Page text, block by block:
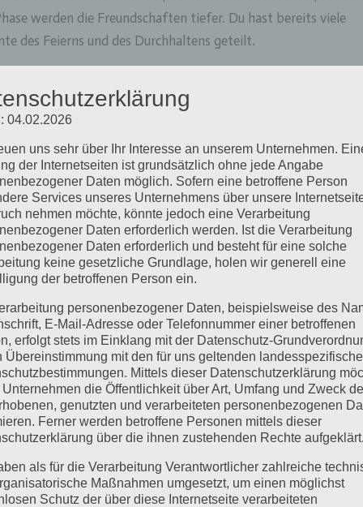
werden die Freundschaften tiefer. Du hast bereits viele
des Feierns und des Durchhaltens geteilt.
Zeit spürbar. Sie sind da, um zu beraten, zu unterstützen,
Aber die Verantwortung, den Bund voranzubringen, liegt
wichtig es ist, aufeinander zu bauen, Entscheidungen
des Bundes im Auge zu behalten.
entwickelt, ist einzigartig. Es ist eine Art von Freundschaft,
basiert, sondern auf gemeinsam erlebten
Treffen, die Fahrten oder die spontanen Unternehmungen
und wachsen
neue Ebene der Verantwortung mit sich. Du bist jetzt nicht
als Sprecher oder in anderen Positionen, du lernst, was es
zu leiten und gleichzeitig die Balance zwischen Tradition
der Alten Herren und der Aktiven ist eine der großen
brauchst, um in dieser neuen Rolle zu wachsen, und stehen
04.02.2026
uns sehr über Ihr Interesse an unserem Unternehmen.
der Internetseiten ist grundsätzlich ohne jede Angabe
Daten möglich. Sofern eine betroffene Person
Services unseres Unternehmens über unsere
nehmen möchte, könnte jedoch eine Verarbeitung
Daten erforderlich werden. Ist die Verarbeitung
Daten erforderlich und besteht für eine solche
keine gesetzliche Grundlage, holen wir generell eine
der betroffenen Person ein.
personenbezogener Daten, beispielsweise des
E-Mail-Adresse oder Telefonnummer einer betroffenen
erfolgt stets im Einklang mit der Datenschutz-
Übereinstimmung mit den für uns geltenden
Mittels dieser Datenschutzerklärung
Unternehmen die Öffentlichkeit über Art, Umfang und Zweck
genutzten und verarbeiteten personenbezogenen
Ferner werden betroffene Personen mittels dieser
über die ihnen zustehenden Rechte
als für die Verarbeitung Verantwortlicher zahlreiche
Maßnahmen umgesetzt, um einen möglichst
Schutz der über diese Internetseite verarbeiteten